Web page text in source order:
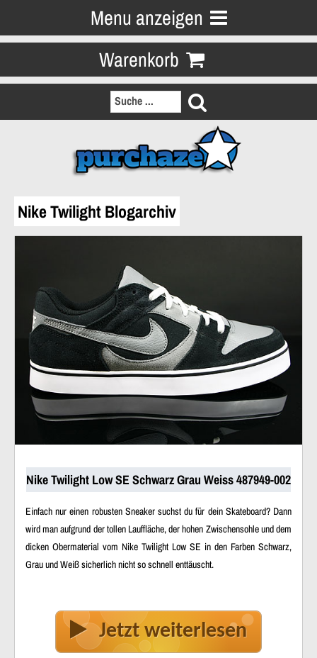
Menu anzeigen
Warenkorb
Nike Twilight Blogarchiv
Nike Twilight Low SE Schwarz Grau Weiss 487949-002
Einfach nur einen robusten Sneaker suchst du für dein Skateboard? Dann
wird man aufgrund der tollen Lauffläche, der hohen Zwischensohle und dem
dicken Obermaterial vom Nike Twilight Low SE in den Farben Schwarz,
Grau und Weiß sicherlich nicht so schnell enttäuscht.
Jetzt weiterlesen